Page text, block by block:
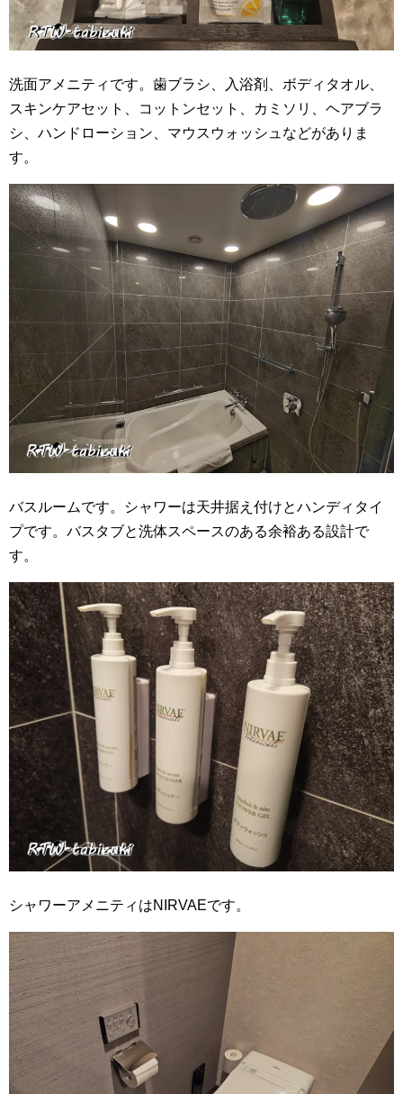
洗面アメニティです。歯ブラシ、入浴剤、ボディタオル、
スキンケアセット、コットンセット、カミソリ、ヘアブラ
シ、ハンドローション、マウスウォッシュなどがありま
す。
バスルームです。シャワーは天井据え付けとハンディタイ
プです。バスタブと洗体スペースのある余裕ある設計で
す。
シャワーアメニティはNIRVAEです。